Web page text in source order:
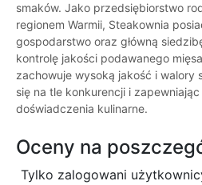
smaków. Jako przedsiębiorstwo
regionem Warmii, Steakownia
gospodarstwo oraz główną
kontrolę jakości podawanego
zachowuje wysoką jakość i walory
się na tle konkurencji i
doświadczenia kulinarne.
Oceny na
Tylko zalogowani